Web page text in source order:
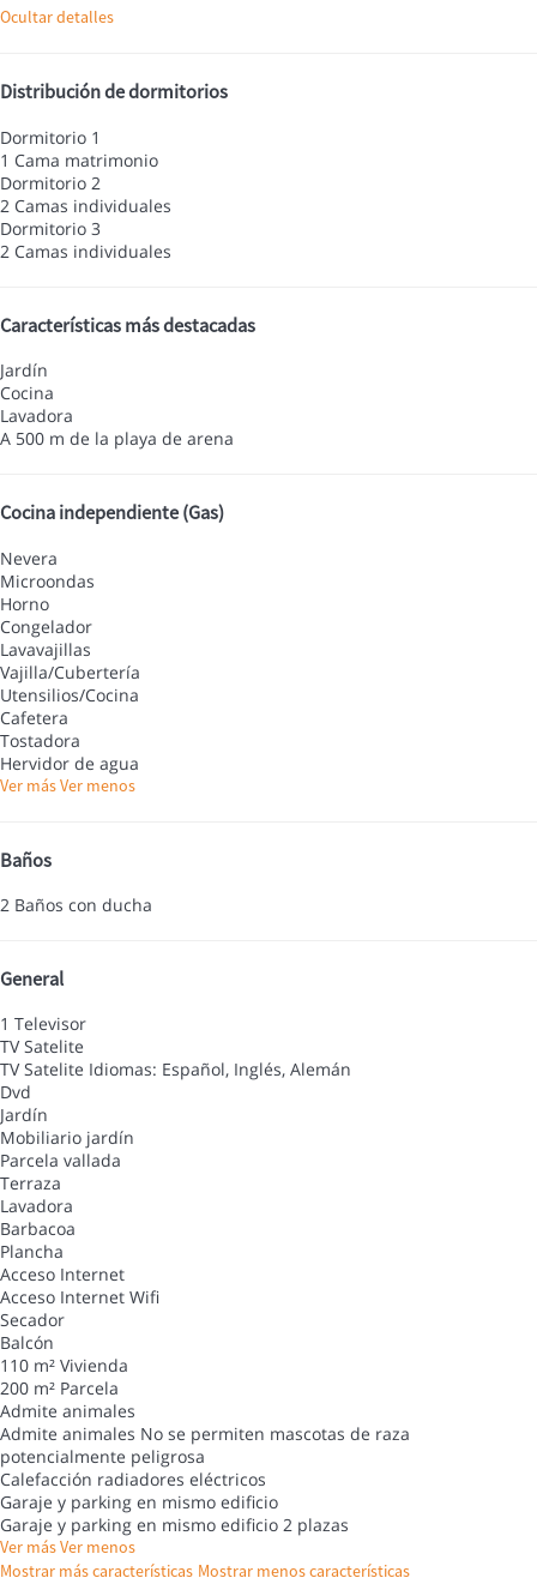
Ocultar detalles
Distribución de dormitorios
Dormitorio 1
1 Cama matrimonio
Dormitorio 2
2 Camas individuales
Dormitorio 3
2 Camas individuales
Características más destacadas
Jardín
Cocina
Lavadora
A 500 m de la playa de arena
Cocina independiente (Gas)
Nevera
Microondas
Horno
Congelador
Lavavajillas
Vajilla/Cubertería
Utensilios/Cocina
Cafetera
Tostadora
Hervidor de agua
Ver másVer menos
Baños
2 Baños con ducha
General
1 Televisor
TV Satelite
TV Satelite Idiomas: Español, Inglés, Alemán
Dvd
Jardín
Mobiliario jardín
Parcela vallada
Terraza
Lavadora
Barbacoa
Plancha
Acceso Internet
Acceso Internet Wifi
Secador
Balcón
110 m² Vivienda
200 m² Parcela
Admite animales
Admite animales No se permiten mascotas de raza
potencialmente peligrosa
Calefacción radiadores eléctricos
Garaje y parking en mismo edificio
Garaje y parking en mismo edificio 2 plazas
Ver másVer menos
Mostrar más características Mostrar menos características